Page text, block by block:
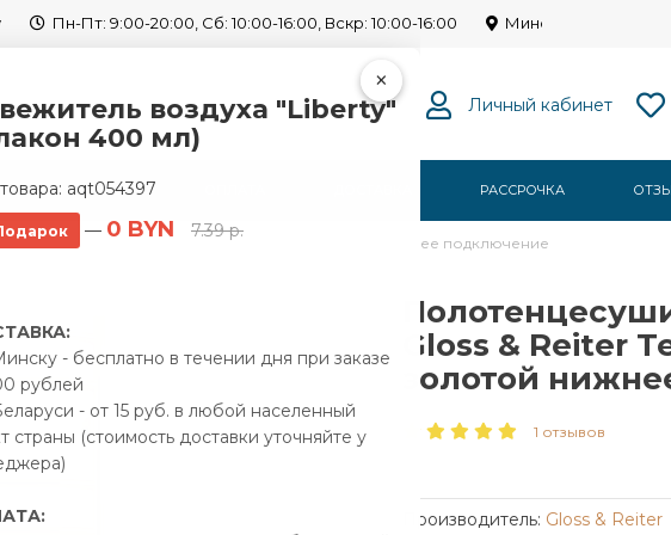
×
воздуха "Liberty"
400 мл)
aqt054397
— 0 BYN 7.39 р.
- бесплатно в течении дня при заказе
рублей
- от 15 руб. в любой населенный
страны (стоимость доставки уточняйте у
Пн-Пт: 9:00-20:00, Сб: 10:00-16:00, Вскр: 10:00-16:00 Минск, ул.
Личный кабинет
О НАС РАССРОЧКА
Gloss & Reiter Terra 500х1000/9 1" золотой нижнее подключение
Gloss & Reiter
золотой
1 отзывов
Производитель: Gloss & Reiter